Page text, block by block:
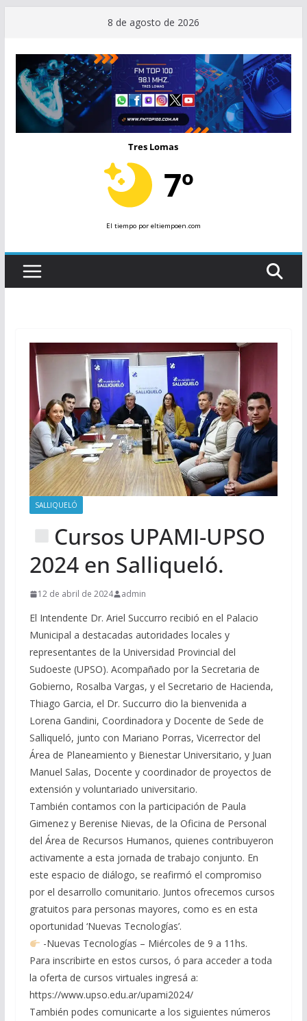
contenido
8 de agosto de 2026
Tres Lomas
7º
El tiempopor eltiempoen.com
SALLIQUELÓ
Cursos UPAMI-UPSO
2024 en Salliqueló.
12 de abril de 2024 admin
El Intendente Dr. Ariel Succurro recibió en el Palacio
Municipal a destacadas autoridades locales y
representantes de la Universidad Provincial del
Sudoeste (UPSO). Acompañado por la Secretaria de
Gobierno, Rosalba Vargas, y el Secretario de Hacienda,
Thiago Garcia, el Dr. Succurro dio la bienvenida a
Lorena Gandini, Coordinadora y Docente de Sede de
Salliqueló, junto con Mariano Porras, Vicerrector del
Área de Planeamiento y Bienestar Universitario, y Juan
Manuel Salas, Docente y coordinador de proyectos de
extensión y voluntariado universitario.
También contamos con la participación de Paula
Gimenez y Berenise Nievas, de la Oficina de Personal
del Área de Recursos Humanos, quienes contribuyeron
activamente a esta jornada de trabajo conjunto. En
este espacio de diálogo, se reafirmó el compromiso
por el desarrollo comunitario. Juntos ofrecemos cursos
gratuitos para personas mayores, como es en esta
oportunidad ‘Nuevas Tecnologías’.
-Nuevas Tecnologías – Miércoles de 9 a 11hs.
Para inscribirte en estos cursos, ó para acceder a toda
la oferta de cursos virtuales ingresá a:
https://www.upso.edu.ar/upami2024/
También podes comunicarte a los siguientes números